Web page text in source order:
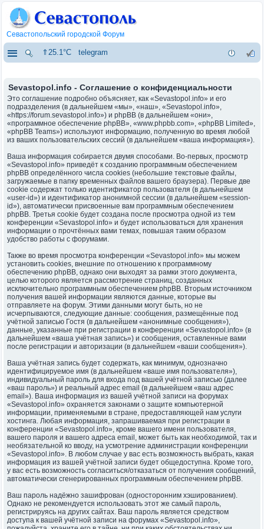
Севастопольский городской Форум
⇑25.1°C telegram
Sevastopol.info - Соглашение о конфиденциальности
Это соглашение подробно объясняет, как «Sevastopol.info» и его
подразделения (в дальнейшем «мы», «наш», «Sevastopol.info»,
«https://forum.sevastopol.info») и phpBB (в дальнейшем «они»,
«программное обеспечение phpBB», «www.phpbb.com», «phpBB Limited»,
«phpBB Teams») используют информацию, полученную во время любой
из ваших пользовательских сессий (в дальнейшем «ваша информация»).
Ваша информация собирается двумя способами. Во-первых, просмотр
«Sevastopol.info» приведёт к созданию программным обеспечением
phpBB определённого числа cookies (небольшие текстовые файлы,
загружаемые в папку временных файлов вашего браузера). Первые две
cookie содержат только идентификатор пользователя (в дальнейшем
«user-id») и идентификатор анонимной сессии (в дальнейшем «session-
id»), автоматически присвоенные вам программным обеспечением
phpBB. Третья cookie будет создана после просмотра одной из тем
конференции «Sevastopol.info» и будет использоваться для хранения
информации о прочтённых вами темах, повышая таким образом
удобство работы с форумами.
Также во время просмотра конференции «Sevastopol.info» мы можем
установить cookies, внешние по отношению к программному
обеспечению phpBB, однако они выходят за рамки этого документа,
целью которого является рассмотрение страниц, созданных
исключительно программным обеспечением phpBB. Вторым источником
получения вашей информации являются данные, которые вы
отправляете на форум. Этими данными могут быть, но не
исчерпываются, следующие данные: сообщения, размещённые под
учётной записью Гостя (в дальнейшем «анонимные сообщения»),
данные, указанные при регистрации в конференции «Sevastopol.info» (в
дальнейшем «ваша учётная запись») и сообщения, оставленные вами
после регистрации и авторизации (в дальнейшем «ваши сообщения»).
Ваша учётная запись будет содержать, как минимум, однозначно
идентифицируемое имя (в дальнейшем «ваше имя пользователя»),
индивидуальный пароль для входа под вашей учётной записью (далее
«ваш пароль») и реальный адрес email (в дальнейшем «ваш адрес
email»). Ваша информация из вашей учётной записи на форумах
«Sevastopol.info» охраняется законами о защите компьютерной
информации, применяемыми в стране, предоставляющей нам услуги
хостинга. Любая информация, запрашиваемая при регистрации в
конференции «Sevastopol.info», кроме вашего имени пользователя,
вашего пароля и вашего адреса email, может быть как необходимой, так и
необязательной ко вводу, на усмотрение администрации конференции
«Sevastopol.info». В любом случае у вас есть возможность выбрать, какая
информация из вашей учётной записи будет общедоступна. Кроме того,
у вас есть возможность согласиться/отказаться от получения сообщений,
автоматически сгенерированных программным обеспечением phpBB.
Ваш пароль надёжно зашифрован (односторонним хэшированием).
Однако не рекомендуется использовать этот же самый пароль,
регистрируясь на других сайтах. Ваш пароль является средством
доступа к вашей учётной записи на форумах «Sevastopol.info»,